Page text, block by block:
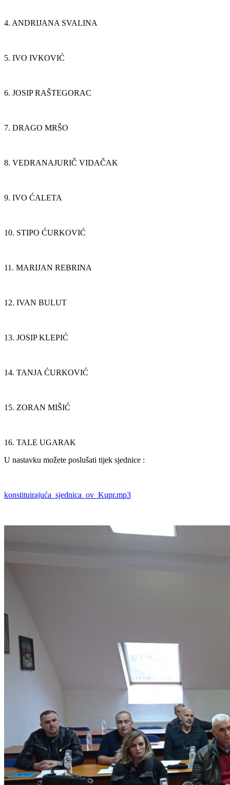
4. ANDRIJANA SVALINA
5. IVO IVKOVIĆ
6. JOSIP RAŠTEGORAC
7. DRAGO MRŠO
8. VEDRANAJURIČ VIDAČAK
9. IVO ĆALETA
10. STIPO ĆURKOVIĆ
11. MARIJAN REBRINA
12. IVAN BULUT
13. JOSIP KLEPIĆ
14. TANJA ĆURKOVIĆ
15. ZORAN MIŠIĆ
16. TALE UGARAK
U nastavku možete poslušati tijek sjednice :
konstituirajuća_sjednica_ov_Kupr.mp3